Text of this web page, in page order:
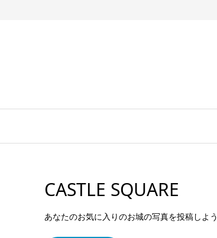
CASTLE SQUARE
あなたのお気に入りのお城の写真を投稿しよう